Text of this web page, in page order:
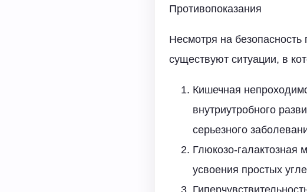
Противопоказания
Несмотря на
существуют ситуации, в
Кишечная
внутриутробного
серьезного
Глюкозо-галактозная
усвоения простых